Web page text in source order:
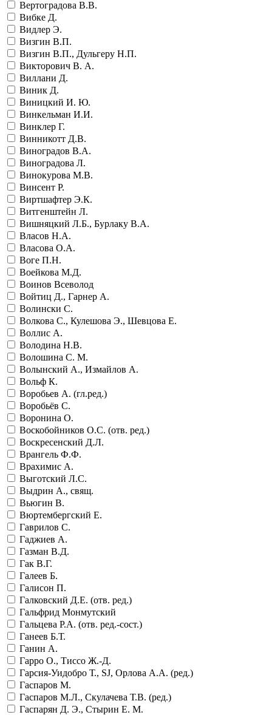
Вертоградова В.В.
Вибке Д.
Видлер Э.
Визгин В.П.
Визгин В.П., Дульгеру Н.П.
Викторович В. А.
Виллани Д.
Виник Д.
Виницкий И. Ю.
Винкельман И.И.
Винклер Г.
Винникотт Д.В.
Виноградов В.А.
Виноградова Л.
Винокурова М.В.
Винсент Р.
Виртшафтер Э.К.
Витгенштейн Л.
Вишняцкий Л.Б., Бурлаку В.А.
Власов Н.А.
Власова О.А.
Воге П.Н.
Воейкова М.Д.
Воинов Всеволод
Войтиц Д., Гарнер А.
Волински С.
Волкова С., Кулешова Э., Шевцова Е.
Воллис А.
Володина Н.В.
Волошина С. М.
Волынский А., Измайлов А.
Вольф К.
Воробьев А. (гл.ред.)
Воробьёв С.
Воронина О.
Воскобойников О.С. (отв. ред.)
Воскресенский Д.Л.
Врангель Ф.Ф.
Врахимис А.
Выготский Л.С.
Выдрин А., свящ.
Вьюгин В.
Вюртембергский Е.
Гаврилов С.
Гаджиев А.
Газман В.Д.
Гак В.Г.
Галеев Б.
Галисон П.
Галковский Д.Е. (отв. ред.)
Гальфрид Монмутский
Гальцева Р.А. (отв. ред.-сост.)
Ганеев Б.Т.
Ганин А.
Гарро О., Тиссо Ж.-Д.
Гарсия-Уидобро Т., SJ, Орлова А.А. (ред.)
Гаспаров М.
Гаспаров М.Л., Скулачева Т.В. (ред.)
Гаспарян Д. Э., Стырин Е. М.